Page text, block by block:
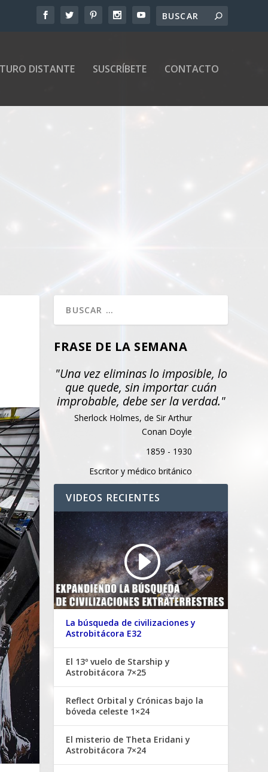
DISTANTE SUSCRÍBETE CONTACTO
FRASE DE LA SEMANA
"Una vez eliminas lo imposible, lo
que quede, sin importar cuán
improbable, debe ser la verdad."
Sherlock Holmes, de Sir Arthur
Conan Doyle
1859 - 1930
Escritor y médico británico
VIDEOS RECIENTES
La búsqueda de civilizaciones y
Astrobitácora E32
El 13º vuelo de Starship y
Astrobitácora 7×25
Reflect Orbital y Crónicas bajo la
bóveda celeste 1×24
El misterio de Theta Eridani y
Astrobitácora 7×24